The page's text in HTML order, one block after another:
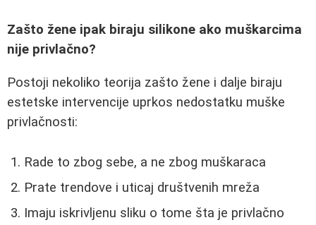
Zašto žene ipak biraju silikone ako muškarcima
nije privlačno?
Postoji nekoliko teorija zašto žene i dalje biraju
estetske intervencije uprkos nedostatku muške
privlačnosti:
Rade to zbog sebe, a ne zbog muškaraca
Prate trendove i uticaj društvenih mreža
Imaju iskrivljenu sliku o tome šta je privlačno